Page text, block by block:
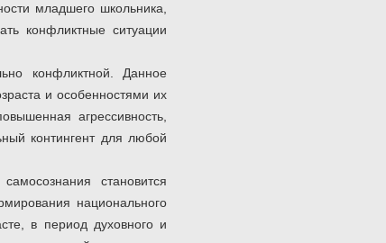
младшего школьника,
конфликтные ситуации
конфликтной. Данное
и особенностями их
агрессивность,
контингент для любой
становится
национального
в период духовного и